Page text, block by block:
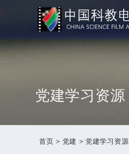
党建学习资源
首页 > 党建 > 党建学习资源